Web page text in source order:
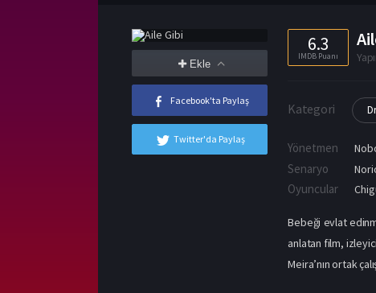
Ekle
Facebook'ta Paylaş
Twitter'da Paylaş
6.3
IMDB Puanı
Kategori
Yönetmen
Senaryo
Oyuncular
Bebeği evlat
anlatan film,
Meira’nın ortak